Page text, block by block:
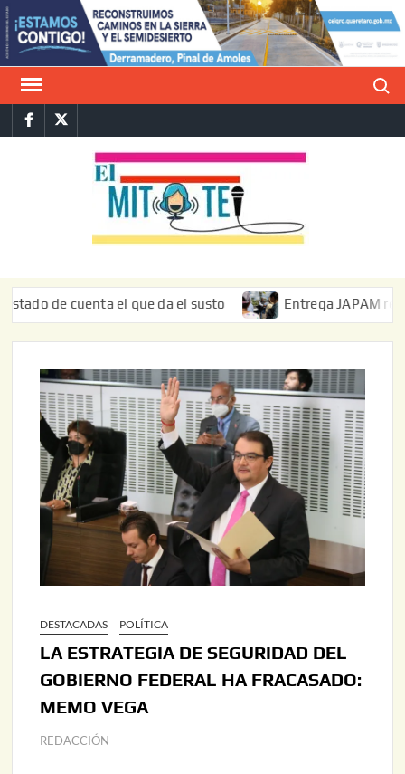
Saltar
al
contenido
FacebookTwitter
cuenta el que da el susto Entrega JAPAM
DESTACADAS POLÍTICA
LA ESTRATEGIA DE SEGURIDAD DEL
GOBIERNO FEDERAL HA FRACASADO:
MEMO VEGA
REDACCIÓN